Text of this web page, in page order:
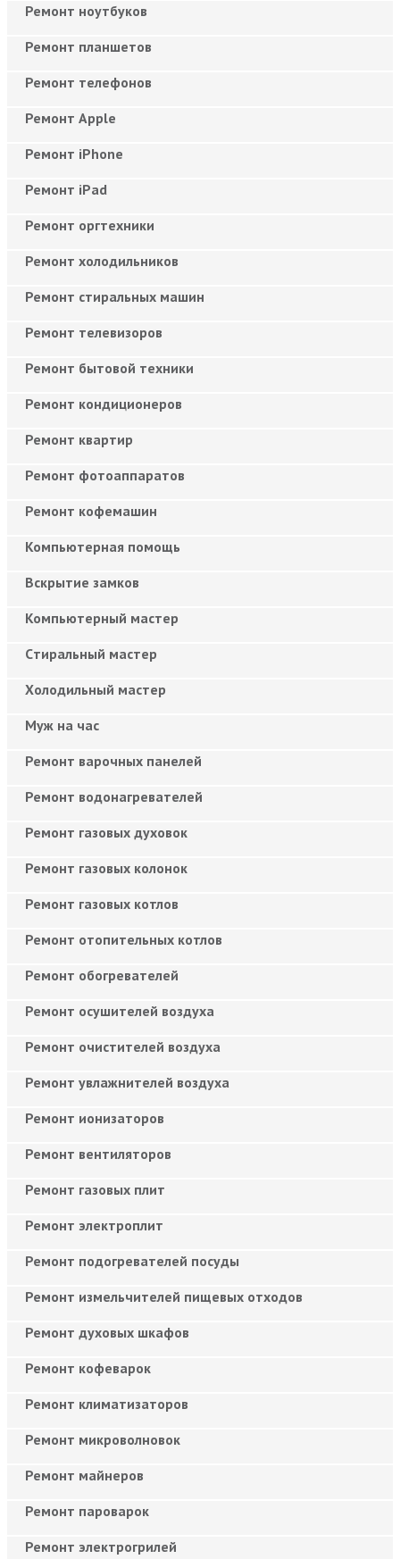
Ремонт ноутбуков
Ремонт планшетов
Ремонт телефонов
Ремонт Apple
Ремонт iPhone
Ремонт iPad
Ремонт оргтехники
Ремонт холодильников
Ремонт стиральных машин
Ремонт телевизоров
Ремонт бытовой техники
Ремонт кондиционеров
Ремонт квартир
Ремонт фотоаппаратов
Ремонт кофемашин
Компьютерная помощь
Вскрытие замков
Компьютерный мастер
Cтиральный мастер
Холодильный мастер
Муж на час
Ремонт варочных панелей
Ремонт водонагревателей
Ремонт газовых духовок
Ремонт газовых колонок
Ремонт газовых котлов
Ремонт отопительных котлов
Ремонт обогревателей
Ремонт осушителей воздуха
Ремонт очистителей воздуха
Ремонт увлажнителей воздуха
Ремонт ионизаторов
Ремонт вентиляторов
Ремонт газовых плит
Ремонт электроплит
Ремонт подогревателей посуды
Ремонт измельчителей пищевых отходов
Ремонт духовых шкафов
Ремонт кофеварок
Ремонт климатизаторов
Ремонт микроволновок
Ремонт майнеров
Ремонт пароварок
Ремонт электрогрилей